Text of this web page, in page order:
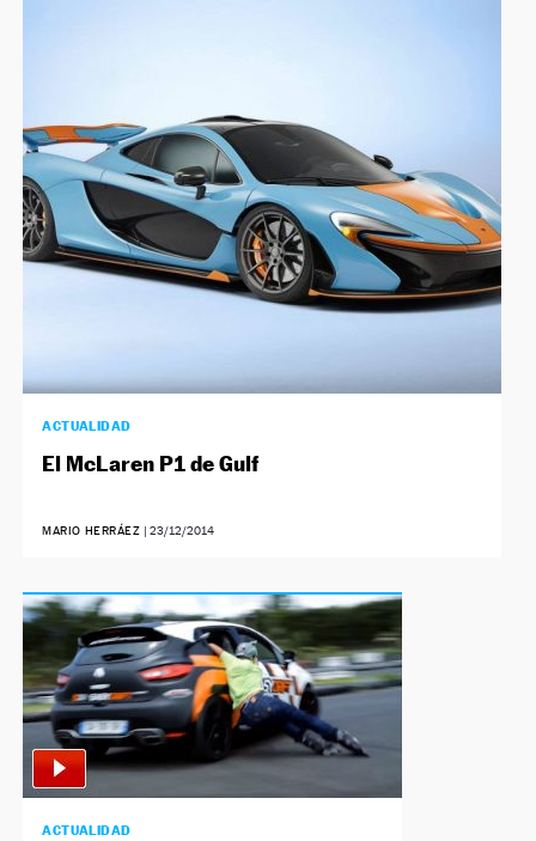
ACTUALIDAD
El McLaren P1 de Gulf
MARIO HERRÁEZ | 23/12/2014
ACTUALIDAD